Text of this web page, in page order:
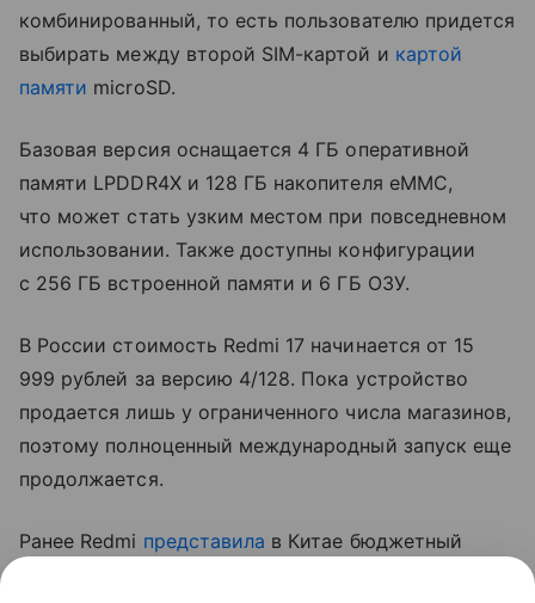
комбинированный, то есть пользователю придется
выбирать между второй SIM-картой и картой
памяти microSD.
Базовая версия оснащается 4 ГБ оперативной
памяти LPDDR4X и 128 ГБ накопителя eMMC,
что может стать узким местом при повседневном
использовании. Также доступны конфигурации
с 256 ГБ встроенной памяти и 6 ГБ ОЗУ.
В России стоимость Redmi 17 начинается от 15
999 рублей за версию 4/128. Пока устройство
продается лишь у ограниченного числа магазинов,
поэтому полноценный международный запуск еще
продолжается.
Ранее Redmi представила в Китае бюджетный